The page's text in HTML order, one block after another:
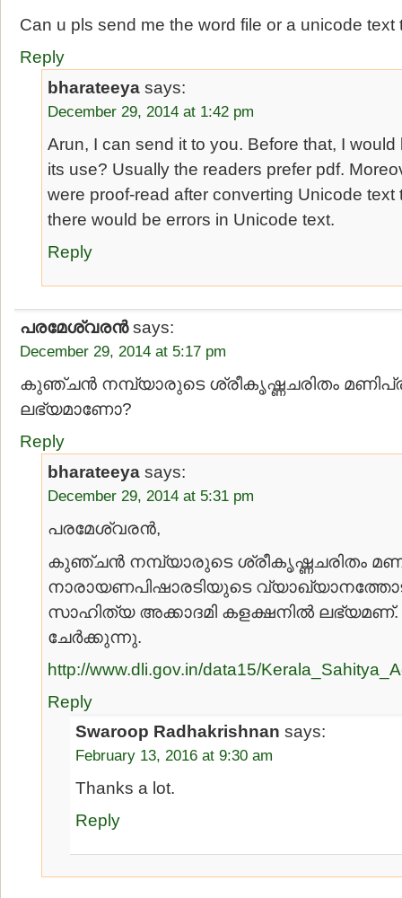
Can u pls send me the word file or a unicode text
Reply
bharateeya says:
December 29, 2014 at 1:42 pm
Arun, I can send it to you. Before that, I
its use? Usually the readers prefer pdf.
were proof-read after converting Unicode text
there would be errors in Unicode text.
Reply
പരമേശ്വരൻ says:
December 29, 2014 at 5:17 pm
കുഞ്ചൻ നമ്പ്യാരുടെ ശ്രീകൃഷ്ണചരിതം
ലഭ്യമാണോ?
Reply
bharateeya says:
December 29, 2014 at 5:31 pm
പരമേശ്വരന്‍,
കുഞ്ചന്‍ നമ്പ്യാരുടെ ശ്രീകൃഷ്ണചരിതം
നാരായണപിഷാരടിയുടെ
സാഹിത്യ അക്കാദമി കളക്ഷനില്‍ ലഭ്യമണ്.
ചേര്‍ക്കുന്നു.
http://www.dli.gov.in/data15/
Reply
Swaroop Radhakrishnan says:
February 13, 2016 at 9:30 am
Thanks a lot.
Reply